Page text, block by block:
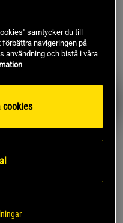
Nutrition Gear
samtycker du till
navigeringen på
användning och bistå i våra
cookies